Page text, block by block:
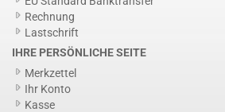
Rechnung
Lastschrift
IHRE PERSÖNLICHE SEITE
Merkzettel
Ihr Konto
Kasse